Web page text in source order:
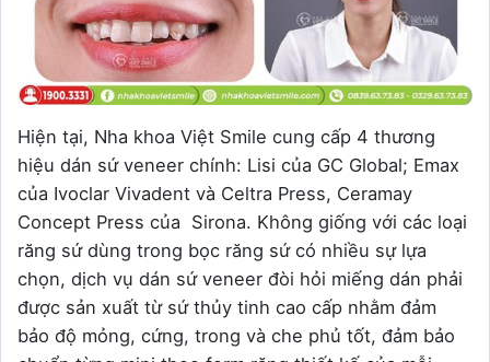
Hiện tại, Nha khoa Việt Smile cung cấp 4 thương
hiệu dán sứ veneer chính: Lisi của GC Global; Emax
của Ivoclar Vivadent và Celtra Press, Ceramay
Concept Press của Sirona. Không giống với các loại
răng sứ dùng trong bọc răng sứ có nhiều sự lựa
chọn, dịch vụ dán sứ veneer đòi hỏi miếng dán phải
được sản xuất từ sứ thủy tinh cao cấp nhằm đảm
bảo độ mỏng, cứng, trong và che phủ tốt, đảm bảo